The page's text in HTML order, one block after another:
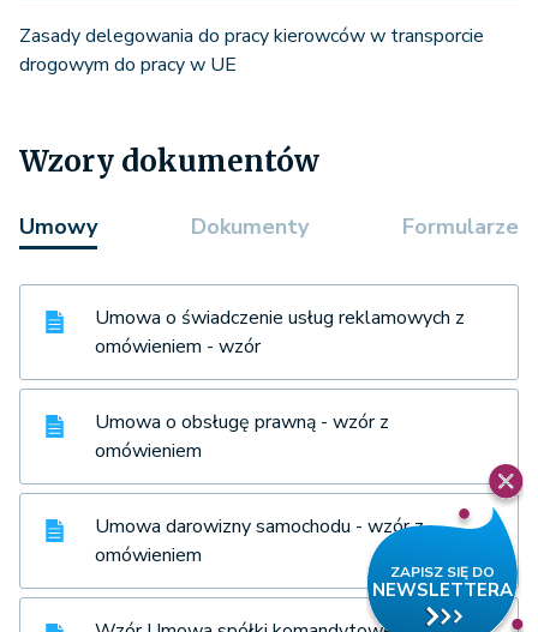
Zasady delegowania do pracy kierowców w transporcie
drogowym do pracy w UE
Wzory dokumentów
Umowy Dokumenty Formularze
Umowa o świadczenie usług reklamowych z
omówieniem - wzór
Umowa o obsługę prawną - wzór z
omówieniem
Umowa darowizny samochodu - wzór z
omówieniem